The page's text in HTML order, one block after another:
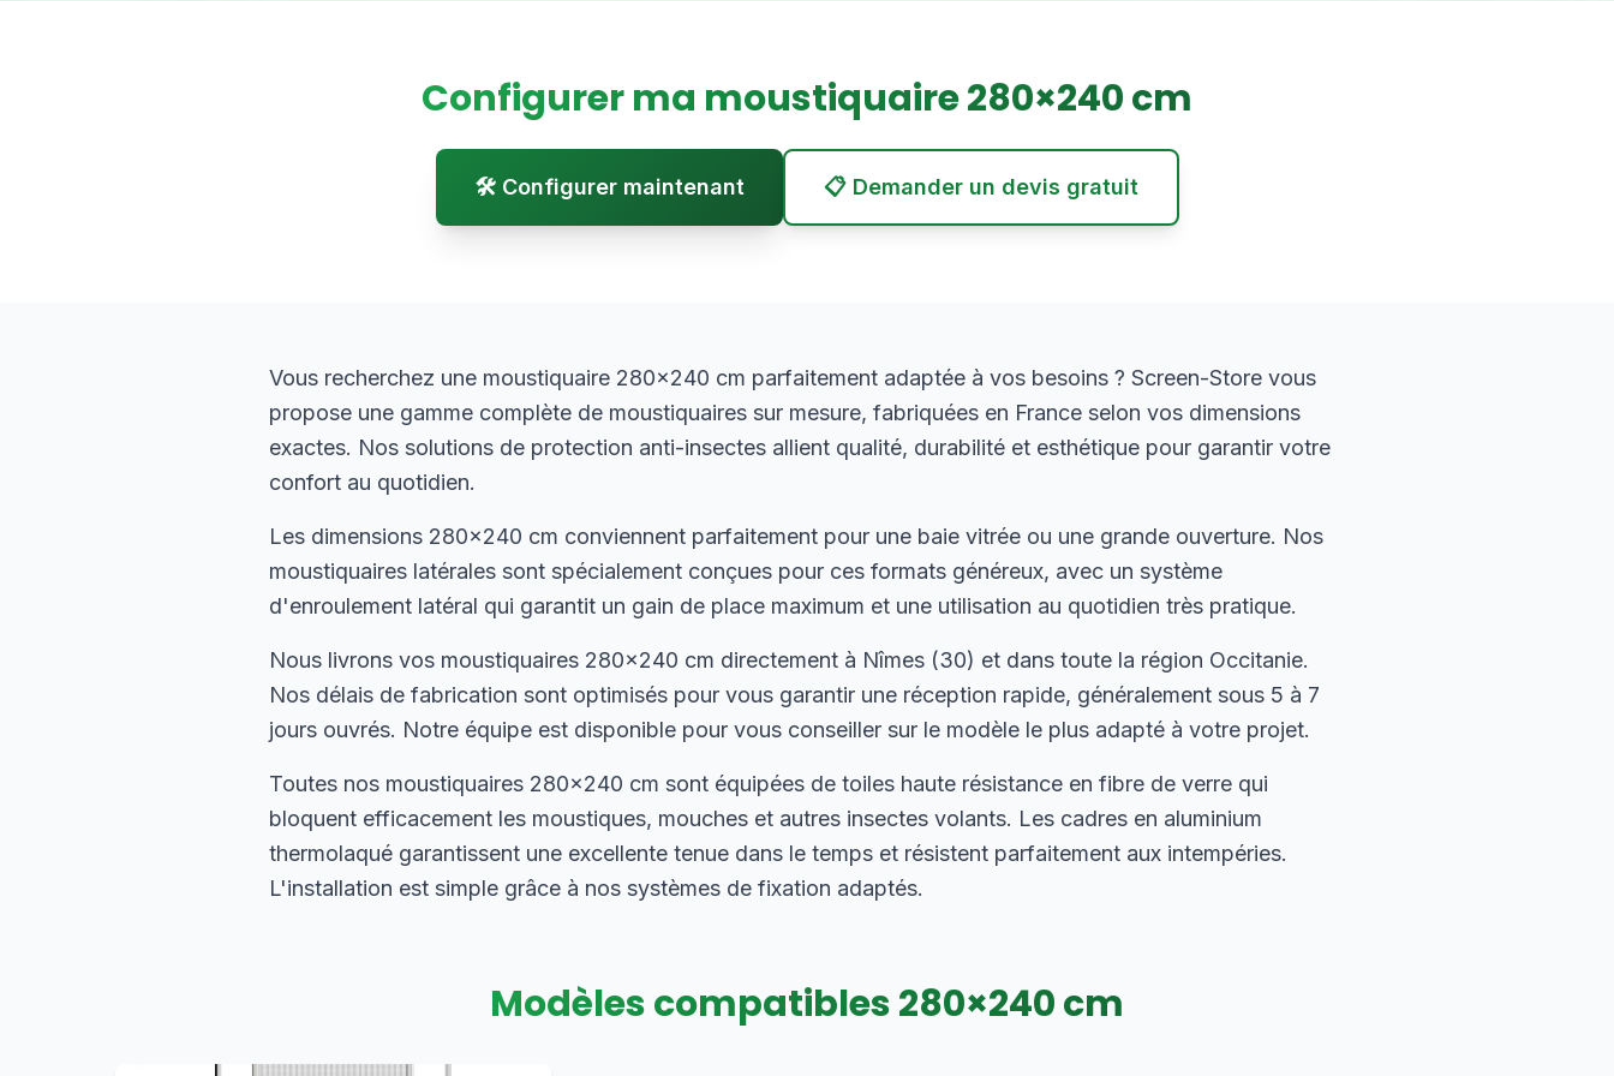
Configurer ma moustiquaire280×240cm
🛠️ Configurer maintenant 📋 Demander un devis gratuit
Vous recherchez une moustiquaire 280×240 cm parfaitement adaptée à vos besoins ? Screen-Store vous
propose une gamme complète de moustiquaires sur mesure, fabriquées en France selon vos dimensions
exactes. Nos solutions de protection anti-insectes allient qualité, durabilité et esthétique pour garantir votre
confort au quotidien.
Les dimensions 280×240 cm conviennent parfaitement pour une baie vitrée ou une grande ouverture. Nos
moustiquaires latérales sont spécialement conçues pour ces formats généreux, avec un système
d'enroulement latéral qui garantit un gain de place maximum et une utilisation au quotidien très pratique.
Nous livrons vos moustiquaires 280×240 cm directement à Nîmes (30) et dans toute la région Occitanie.
Nos délais de fabrication sont optimisés pour vous garantir une réception rapide, généralement sous 5 à 7
jours ouvrés. Notre équipe est disponible pour vous conseiller sur le modèle le plus adapté à votre projet.
Toutes nos moustiquaires 280×240 cm sont équipées de toiles haute résistance en fibre de verre qui
bloquent efficacement les moustiques, mouches et autres insectes volants. Les cadres en aluminium
thermolaqué garantissent une excellente tenue dans le temps et résistent parfaitement aux intempéries.
L'installation est simple grâce à nos systèmes de fixation adaptés.
Modèles compatibles280×240cm